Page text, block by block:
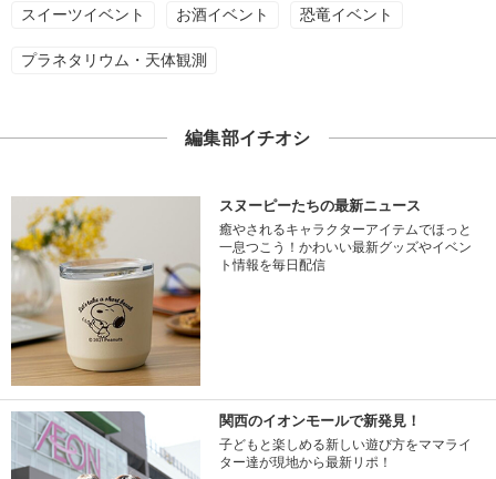
スイーツイベント お酒イベント 恐竜イベント
プラネタリウム・天体観測
編集部イチオシ
スヌーピーたちの最新ニュース
癒やされるキャラクターアイテムでほっと
一息つこう！かわいい最新グッズやイベン
ト情報を毎日配信
関西のイオンモールで新発見！
子どもと楽しめる新しい遊び方をママライ
ター達が現地から最新リポ！